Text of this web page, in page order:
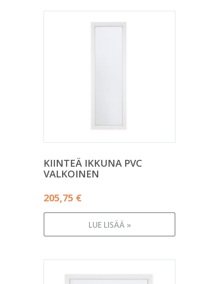
KIINTEÄ IKKUNA PVC
VALKOINEN
205,75 €
LUE LISÄÄ »